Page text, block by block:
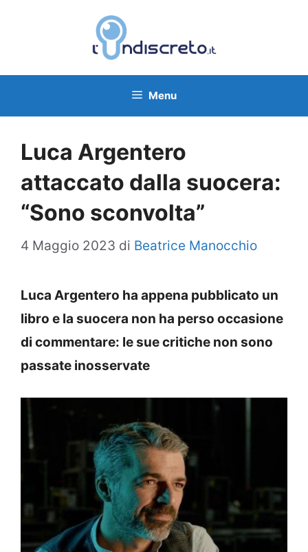
Menu
Luca Argentero
attaccato dalla suocera:
“Sono sconvolta”
4 Maggio 2023 di Beatrice Manocchio
Luca Argentero ha appena pubblicato un
libro e la suocera non ha perso occasione
di commentare: le sue critiche non sono
passate inosservate